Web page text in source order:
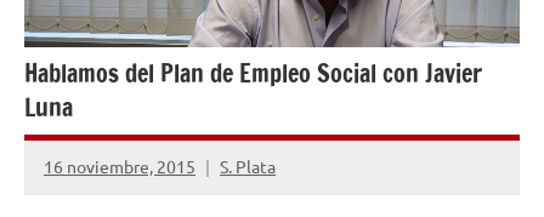
Hablamos del Plan de Empleo Social con Javier
Luna
16 noviembre, 2015 S. Plata
No